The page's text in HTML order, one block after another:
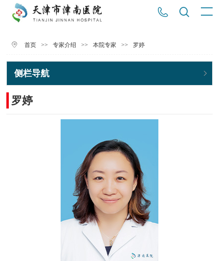
首页 >> 专家介绍 >> 本院专家 >> 罗婷
侧栏导航
罗婷